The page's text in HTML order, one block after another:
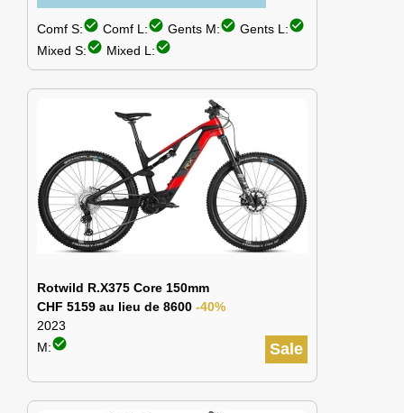
Comf S:check_circle Comf L:check_circle Gents M:check_circle Gents L:check_circle
Mixed S:check_circle Mixed L:check_circle
Rotwild R.X375 Core 150mm
CHF 5159 au lieu de 8600 -40%
2023
Sale
M:check_circle